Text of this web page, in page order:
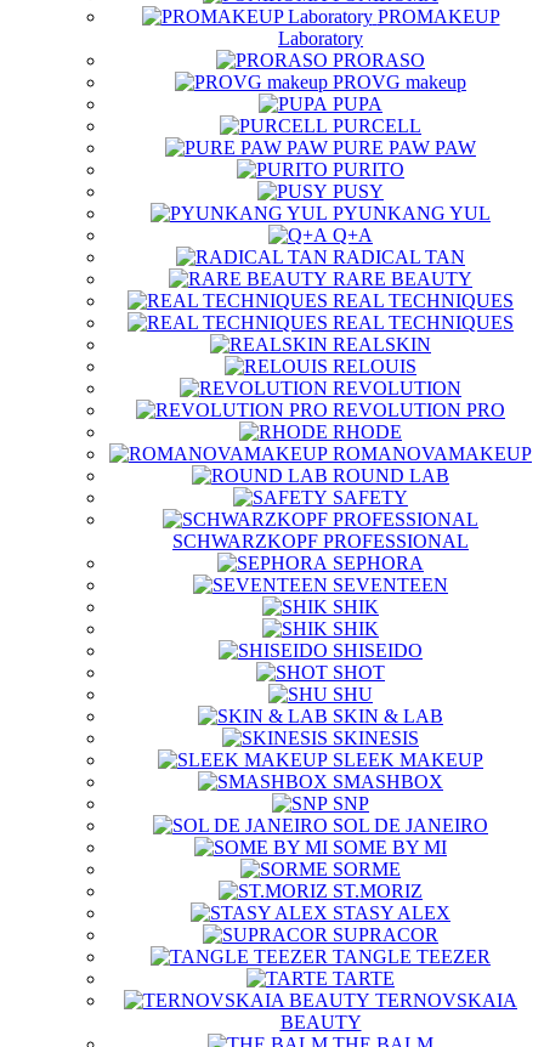
PROMAKEUP
Laboratory
PRORASO
PROVG makeup
PUPA
PURCELL
PURE PAW PAW
PURITO
PUSY
PYUNKANG YUL
Q+A
RADICAL TAN
RARE BEAUTY
REAL TECHNIQUES
REAL TECHNIQUES
REALSKIN
RELOUIS
REVOLUTION
REVOLUTION PRO
RHODE
ROMANOVAMAKEUP
ROUND LAB
SAFETY
SCHWARZKOPF PROFESSIONAL
SEPHORA
SEVENTEEN
SHIK
SHIK
SHISEIDO
SHOT
SHU
SKIN & LAB
SKINESIS
SLEEK MAKEUP
SMASHBOX
SNP
SOL DE JANEIRO
SOME BY MI
SORME
ST.MORIZ
STASY ALEX
SUPRACOR
TANGLE TEEZER
TARTE
TERNOVSKAIA
BEAUTY